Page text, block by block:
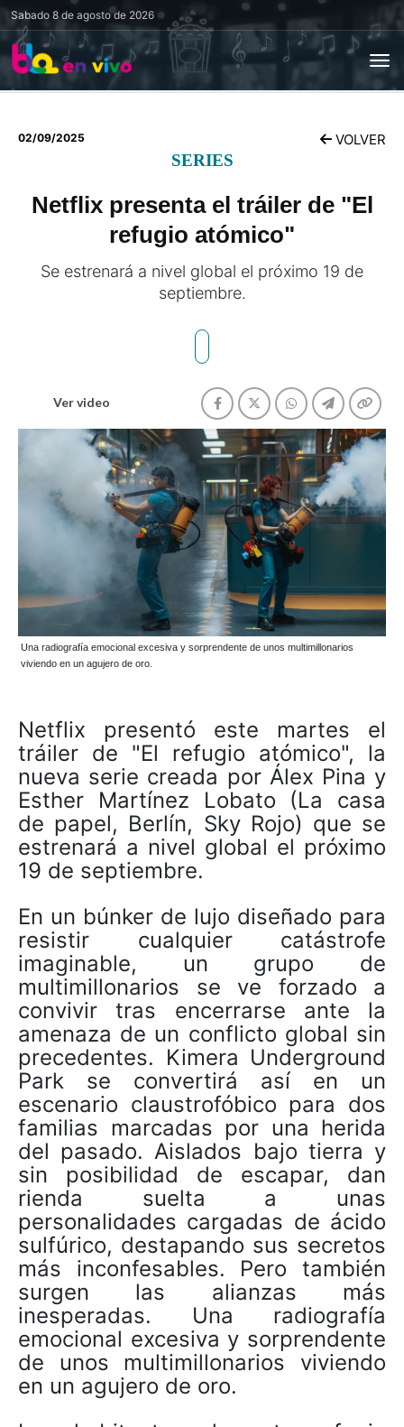
Sabado 8 de agosto de 2026
02/09/2025 VOLVER
SERIES
Netflix presenta el tráiler de "El
refugio atómico"
Se estrenará a nivel global el próximo 19 de
septiembre.
Ver video
Una radiografía emocional excesiva y sorprendente de unos multimillonarios
viviendo en un agujero de oro.
Netflix presentó este martes el
tráiler de "El refugio atómico", la
nueva serie creada por Álex Pina y
Esther Martínez Lobato (La casa
de papel, Berlín, Sky Rojo) que se
estrenará a nivel global el próximo
19 de septiembre.
En un búnker de lujo diseñado para
resistir cualquier catástrofe
imaginable, un grupo de
multimillonarios se ve forzado a
convivir tras encerrarse ante la
amenaza de un conflicto global sin
precedentes. Kimera Underground
Park se convertirá así en un
escenario claustrofóbico para dos
familias marcadas por una herida
del pasado. Aislados bajo tierra y
sin posibilidad de escapar, dan
rienda suelta a unas
personalidades cargadas de ácido
sulfúrico, destapando sus secretos
más inconfesables. Pero también
surgen las alianzas más
inesperadas. Una radiografía
emocional excesiva y sorprendente
de unos multimillonarios viviendo
en un agujero de oro.